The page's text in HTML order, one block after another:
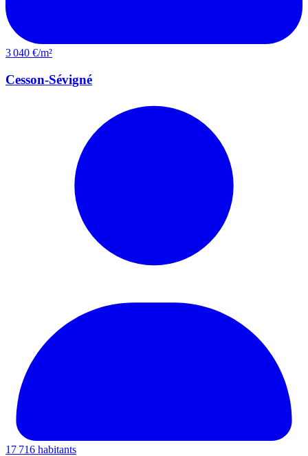
3 040 €/m²
Cesson-Sévigné
17 716 habitants